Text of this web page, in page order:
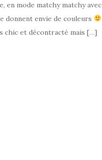
en mode matchy matchy avec
donnent envie de couleurs
chic et décontracté mais […]